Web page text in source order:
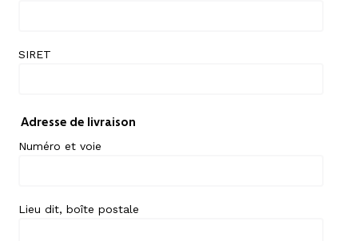
SIRET
Adresse de livraison
Numéro et voie
Lieu dit, boîte postale